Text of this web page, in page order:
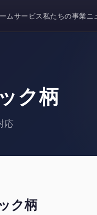
ムサービス私たちの事業ニ
ク柄
応
ク柄